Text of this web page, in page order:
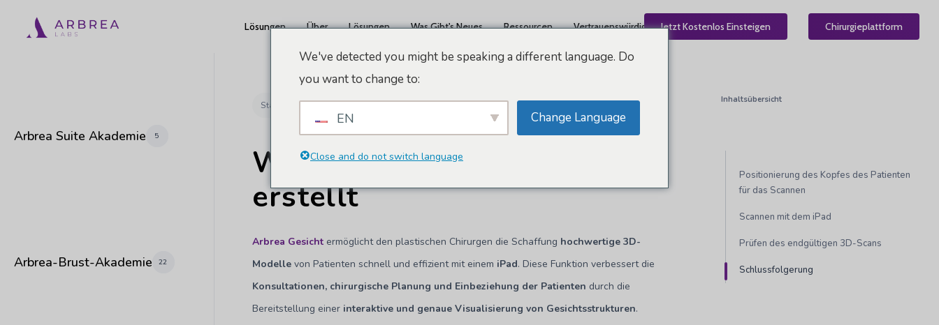
Hauptinhalt
Lösungen Über Lösungen Was Gibt's Neues Ressourcen Vertrauenswürdig DE
Jetzt Kostenlos Einsteigen Chirurgieplattform
Arbrea Suite Akademie 5
Arbrea-Brust-Akademie 22
Startseite Dokumente Arbrea-Gesichtsakademie
Wie man ein 3D-Modell
erstellt
Arbrea Gesicht ermöglicht den plastischen Chirurgen die Schaffung hochwertige 3D-
Modelle von Patienten schnell und effizient mit einem iPad. Diese Funktion verbessert die
Konsultationen, chirurgische Planung und Einbeziehung der Patienten durch die
Bereitstellung einer interaktive und genaue Visualisierung von Gesichtsstrukturen.
Inhaltsübersicht
Positionierung des Kopfes des Patienten
für das Scannen
Scannen mit dem iPad
Prüfen des endgültigen 3D-Scans
Schlussfolgerung
We've detected you might be speaking a different language. Do
you want to change to:
EN Change Language
Close and do not switch language